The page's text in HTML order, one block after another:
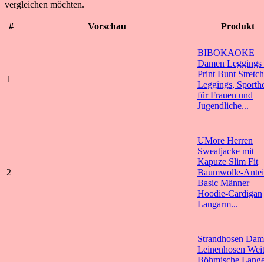
vergleichen möchten.
# Vorschau Produkt
1
BIBOKAOKE
Damen Leggings
Print Bunt Stretch
Leggings,
für Frauen und
Jugendliche...
2
UMore Herren
Sweatjacke mit
Kapuze Slim Fit
Baumwolle-
Basic Männer
Hoodie-Cardigan
Langarm...
Strandhosen
Leinenhosen